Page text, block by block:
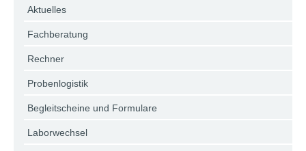
Aktuelles
Fachberatung
Rechner
Probenlogistik
Begleitscheine und Formulare
Laborwechsel